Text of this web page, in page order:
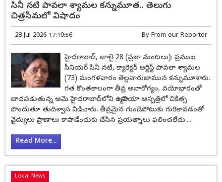
సినీ నటి పావలా శ్యామల కన్నుమూత.. తెలుగు
చిత్రసీమలో విషాదం
28 Jul 2026 17:10:56 By From our Reporter
హైదరాబాద్, జూలై 28 (ప్రజా మంటలు): ప్రముఖ
సీనియర్ సినీ నటి, క్యారెక్టర్ ఆర్టిస్ట్ పావలా శ్యామల
(73) మంగళవారం తెల్లవారుజామున కన్నుమూశారు.
గత కొంతకాలంగా తీవ్ర అనారోగ్యం, వయోభారంతో
బాధపడుతున్న ఆమె హైదరాబాద్‌లోని ఉస్మానియా ఆస్పత్రిలో చికిత్స
పొందుతూ తుదిశ్వాస విడిచారు. తీవ్రమైన గుండెపోటుకు గురికావడంతో
వైద్యులు ప్రాణాలు కాపాడేందుకు చేసిన ప్రయత్నాలు ఫలించలేదు....
Read More...
Local News